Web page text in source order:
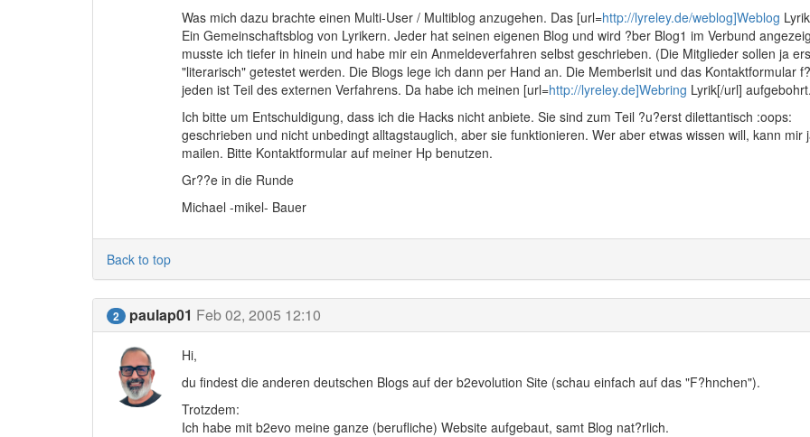
Was mich dazu brachte einen Multi-User / Multiblog anzugehen. Das [url=http://lyreley.de/weblog]Weblog
Ein Gemeinschaftsblog von Lyrikern. Jeder hat seinen eigenen Blog und wird ?ber Blog1 im Verbund
musste ich tiefer in hinein und habe mir ein Anmeldeverfahren selbst geschrieben. (Die Mitglieder sollen ja
"literarisch" getestet werden. Die Blogs lege ich dann per Hand an. Die Memberlsit und das Kontaktformular
jeden ist Teil des externen Verfahrens. Da habe ich meinen [url=http://lyreley.de]Webring Lyrik[/url]
Ich bitte um Entschuldigung, dass ich die Hacks nicht anbiete. Sie sind zum Teil ?u?erst dilettantisch :oops:
geschrieben und nicht unbedingt alltagstauglich, aber sie funktionieren. Wer aber etwas wissen will, kann mir
mailen. Bitte Kontaktformular auf meiner Hp benutzen.
Gr??e in die Runde
Michael -mikel- Bauer
Back to top
2 paulap01 Feb 02, 2005 12:10
Hi,
du findest die anderen deutschen Blogs auf der b2evolution Site (schau einfach auf das "F?hnchen").
Trotzdem:
Ich habe mit b2evo meine ganze (berufliche) Website aufgebaut, samt Blog nat?rlich.